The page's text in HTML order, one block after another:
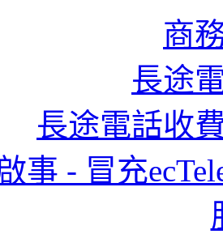
商
長途
長途電話收
事 - 冒充